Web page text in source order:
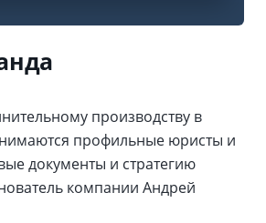
производству в
профильные юристы и
документы и стратегию
компании Андрей